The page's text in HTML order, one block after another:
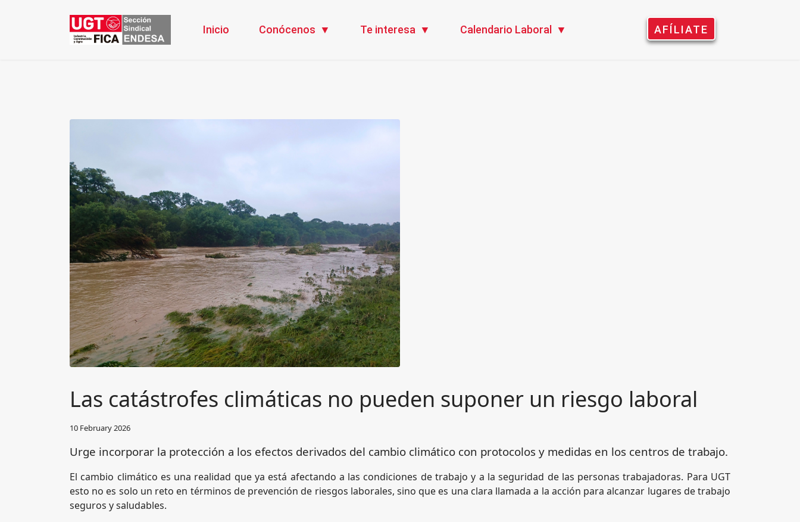
Inicio Conócenos Te interesa Calendario Laboral AFÍLIATE
Las catástrofes climáticas no pueden suponer un riesgo laboral
10 February 2026
Urge incorporar la protección a los efectos derivados del cambio climático con protocolos y medidas en los centros de trabajo.
El cambio climático es una realidad que ya está afectando a las condiciones de trabajo y a la seguridad de las personas trabajadoras. Para UGT
esto no es solo un reto en términos de prevención de riesgos laborales, sino que es una clara llamada a la acción para alcanzar lugares de trabajo
seguros y saludables.